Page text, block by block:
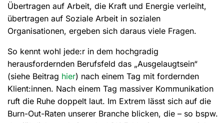
Übertragen auf Arbeit, die Kraft und Energie verleiht,
übertragen auf Soziale Arbeit in sozialen
Organisationen, ergeben sich daraus viele Fragen.
So kennt wohl jede:r in dem hochgradig
herausfordernden Berufsfeld das „Ausgelaugtsein“
(siehe Beitrag hier) nach einem Tag mit fordernden
Klient:innen. Nach einem Tag massiver Kommunikation
ruft die Ruhe doppelt laut. Im Extrem lässt sich auf die
Burn-Out-Raten unserer Branche blicken, die – so bspw.